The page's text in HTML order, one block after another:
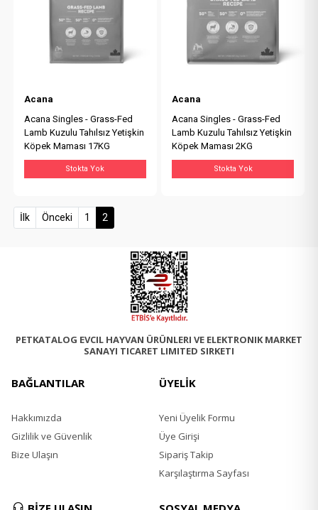
Acana
Acana Singles - Grass-Fed
Lamb Kuzulu Tahılsız Yetişkin
Köpek Maması 17KG
Stokta Yok
Acana
Acana Singles - Grass-Fed
Lamb Kuzulu Tahılsız Yetişkin
Köpek Maması 2KG
Stokta Yok
İlk Önceki 1 2(current)
PETKATALOG EVCIL HAYVAN ÜRÜNLERI VE ELEKTRONIK MARKET
SANAYI TICARET LIMITED SIRKETI
BAĞLANTILAR
Hakkımızda
Gizlilik ve Güvenlik
Bize Ulaşın
ÜYELİK
Yeni Üyelik Formu
Üye Girişi
Sipariş Takip
Karşılaştırma Sayfası